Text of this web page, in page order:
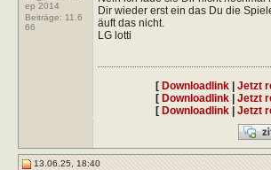
ep 2014
Beiträge: 11.6
66
Dir wieder erst ein das Du die
äuft das nicht.
LG lotti
[ Downloadlink| Jetzt
[ Downloadlink| Jetzt
[ Downloadlink| Jetzt
13.06.25, 18:40